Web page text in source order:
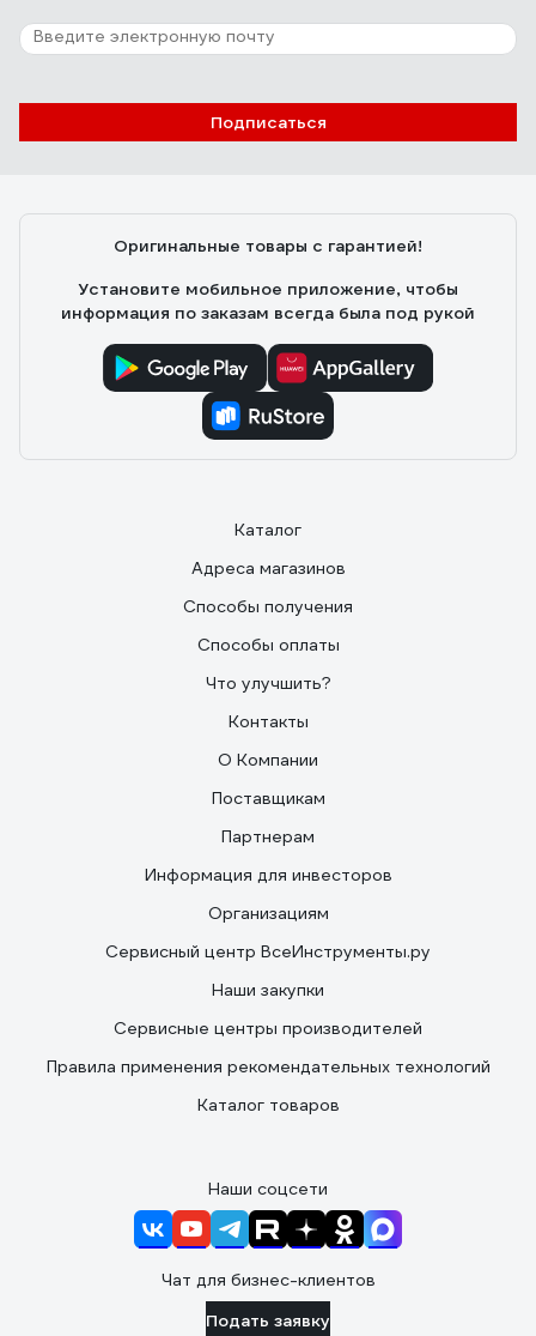
Подписаться
Оригинальные товары с гарантией!
Установите мобильное приложение, чтобы
информация по заказам всегда была под рукой
Каталог
Адреса магазинов
Способы получения
Способы оплаты
Что улучшить?
Контакты
О Компании
Поставщикам
Партнерам
Информация для инвесторов
Организациям
Сервисный центр ВсеИнструменты.ру
Наши закупки
Сервисные центры производителей
Правила применения рекомендательных технологий
Каталог товаров
Наши соцсети
Чат для бизнес-клиентов
Подать заявку